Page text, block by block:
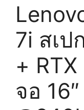
7i สเป
+
จอ